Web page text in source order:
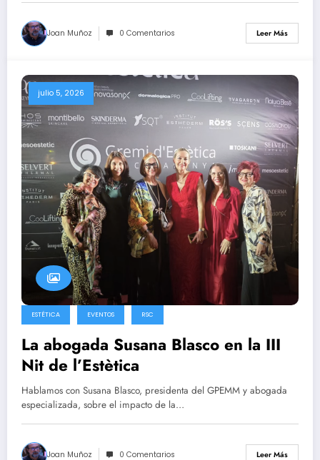
Joan Muñoz 0 Comentarios Leer Más
julio 5, 2026
ESTÉTICA EVENTOS RSC
La abogada Susana Blasco en la III
Nit de l’Estètica
Hablamos con Susana Blasco, presidenta del GPEMM y abogada
especializada, sobre el impacto de la…
Joan Muñoz 0 Comentarios Leer Más